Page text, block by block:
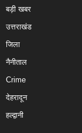
बड़ी खबर
उत्तराखंड
जिला
नैनीताल
Crime
देहरादून
हल्द्वानी